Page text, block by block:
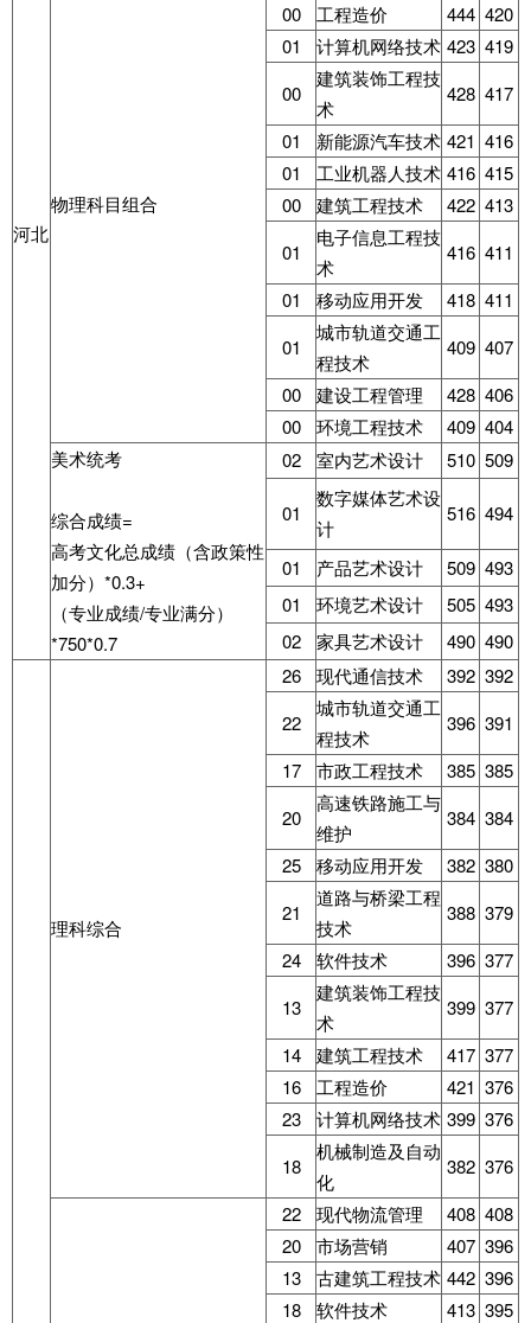
河北
物理科目组合
00
工程造价 444 420
01
计算机网络技术 423 419
00
建筑装饰工程技
术
428 417
01
新能源汽车技术 421 416
01
工业机器人技术 416 415
00
建筑工程技术 422 413
01
电子信息工程技
术
416 411
01
移动应用开发 418 411
01
城市轨道交通工
程技术
409 407
00
建设工程管理 428 406
00
环境工程技术 409 404
美术统考
综合成绩=
高考文化总成绩（含政策性
加分）*0.3+
（专业成绩/专业满分）
*750*0.7
02 室内艺术设计 510 509
01
数字媒体艺术设
计
516 494
01 产品艺术设计 509 493
01
环境艺术设计 505 493
02
家具艺术设计 490 490
理科综合
26 现代通信技术 392 392
22
城市轨道交通工
程技术
396 391
17
市政工程技术 385 385
20
高速铁路施工与
维护
384 384
25
移动应用开发 382 380
21
道路与桥梁工程
技术
388 379
24
软件技术 396 377
13
建筑装饰工程技
术
399 377
14
建筑工程技术 417 377
16
工程造价 421 376
23
计算机网络技术 399 376
18
机械制造及自动
化
382 376
22
现代物流管理 408 408
20
市场营销 407 396
13
古建筑工程技术 442 396
18
软件技术 413 395